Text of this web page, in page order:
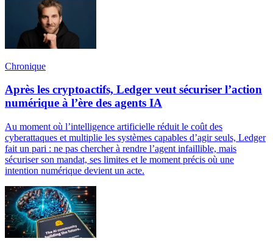
Chronique
Après les cryptoactifs, Ledger veut sécuriser l’action
numérique à l’ère des agents IA
Au moment où l’intelligence artificielle réduit le coût des
cyberattaques et multiplie les systèmes capables d’agir seuls, Ledger
fait un pari : ne pas chercher à rendre l’agent infaillible, mais
sécuriser son mandat, ses limites et le moment précis où une
intention numérique devient un acte.